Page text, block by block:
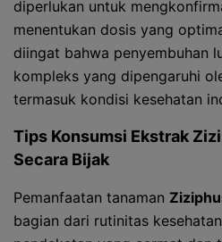
diperlukan untuk
menentukan dosis yang
diingat bahwa penyembuhan
kompleks yang dipengaruhi
termasuk kondisi kesehatan
Tips Konsumsi Ekstrak
Secara Bijak
Pemanfaatan tanaman
bagian dari rutinitas